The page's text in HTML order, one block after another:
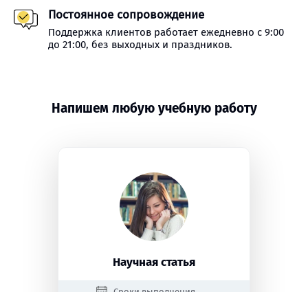
Постоянное сопровождение
Поддержка клиентов работает ежедневно с 9:00
до 21:00, без выходных и праздников.
Напишем любую учебную работу
Научная статья